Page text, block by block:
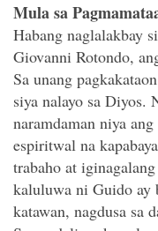
Mula sa
Habang naglalakbay
Giovanni Rotondo,
Sa unang
siya nalayo sa Diyos.
naramdaman niya
espiritwal na
trabaho at
kaluluwa ni Guido ay
katawan, nagdusa sa